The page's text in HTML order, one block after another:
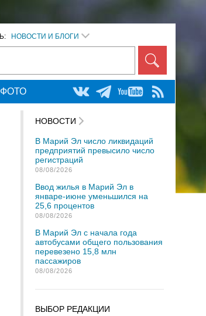
НОВОСТИ И БЛОГИ
ФОТО
НОВОСТИ
В Марий Эл число ликвидаций
предприятий превысило число
регистраций
08/08/2026
Ввод жилья в Марий Эл в
январе-июне уменьшился на
25,6 процентов
08/08/2026
В Марий Эл с начала года
автобусами общего пользования
перевезено 15,8 млн
пассажиров
08/08/2026
ВЫБОР РЕДАКЦИИ